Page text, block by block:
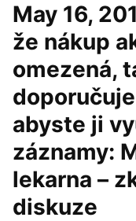
May 16,
že nákup
omezená,
abyste ji
záznamy:
lekarna –
diskuze